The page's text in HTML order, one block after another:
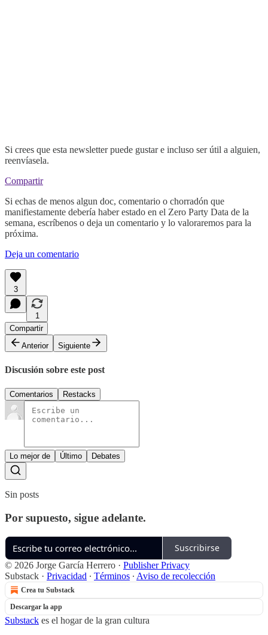
Si crees que esta newsletter puede gustar e incluso ser útil a alguien,
reenvíasela.
Compartir
Si echas de menos algun doc, comentario o chorradón que
manifiestamente debería haber estado en el Zero Party Data de la
semana, escríbenos o deja un comentario y lo valoraremos para la
próxima.
Deja un comentario
3
1
Compartir
Anterior
Siguiente
Discusión sobre este post
Comentarios Restacks
Lo mejor de Último Debates
Sin posts
Por supuesto, sigue adelante.
Suscribirse
© 2026 Jorge García Herrero · Publisher Privacy
Substack · Privacidad ∙ Términos ∙ Aviso de recolección
Crea tu Substack
Descargar la app
Substack es el hogar de la gran cultura